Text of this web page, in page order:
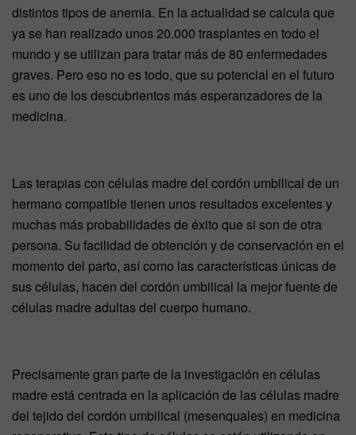
distintos tipos de anemia. En la actualidad se calcula que
ya se han realizado unos 20.000 trasplantes en todo el
mundo y se utilizan para tratar más de 80 enfermedades
graves. Pero eso no es todo, que su potencial en el futuro
es uno de los descubrientos más esperanzadores de la
medicina.
Las terapias con células madre del cordón umbilical de un
hermano compatible tienen unos resultados excelentes y
muchas más probabilidades de éxito que si son de otra
persona. Su facilidad de obtención y de conservación en el
momento del parto, así como las características únicas de
sus células, hacen del cordón umbilical la mejor fuente de
células madre adultas del cuerpo humano.
Precisamente gran parte de la investigación en células
madre está centrada en la aplicación de las células madre
del tejido del cordón umbilical (mesenquales) en medicina